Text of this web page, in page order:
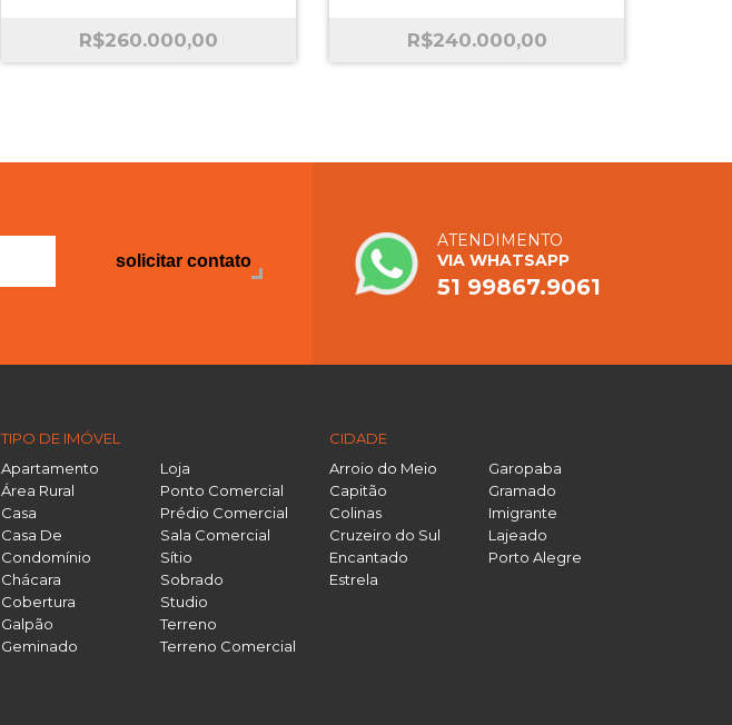
R$260.000,00 R$240.000,00
solicitar contato
ATENDIMENTO
VIA WHATSAPP
51 99867.9061
TIPO DE IMÓVEL
Apartamento
Área Rural
Casa
Casa De
Condomínio
Chácara
Cobertura
Galpão
Geminado
Loja
Ponto Comercial
Prédio Comercial
Sala Comercial
Sítio
Sobrado
Studio
Terreno
Terreno Comercial
CIDADE
Arroio do Meio
Capitão
Colinas
Cruzeiro do Sul
Encantado
Estrela
Garopaba
Gramado
Imigrante
Lajeado
Porto Alegre